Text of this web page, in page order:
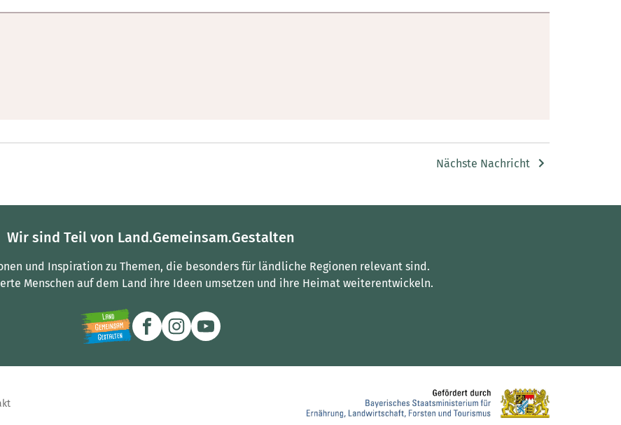
Nächste Nachricht
Wir sind Teil von Land.Gemeinsam.Gestalten
und Inspiration zu Themen, die besonders für ländliche Regionen relevant sind.
Menschen auf dem Land ihre Ideen umsetzen und ihre Heimat weiterentwickeln.